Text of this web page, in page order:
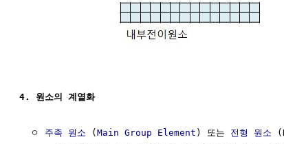
4. 원소의 계열화
  ㅇ
주족 원소 (Main Group Element ) 또는 전형 원소